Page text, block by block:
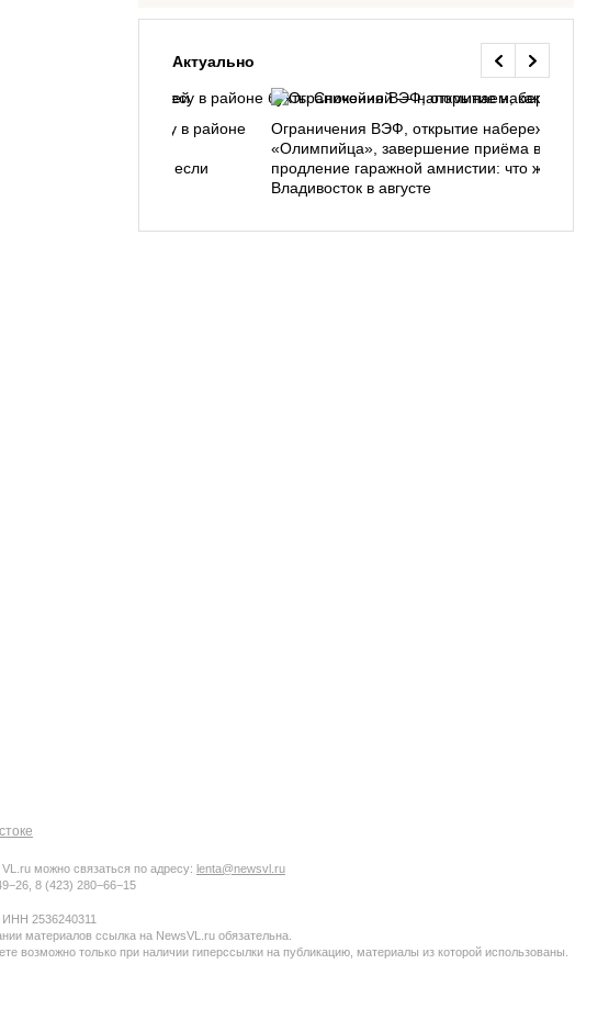
Актуально
заблудилась в лесу в районе
к походу, и что делать, если
Ограничения ВЭФ, открытие набережной у
«Олимпийца», завершение приёма в вузы,
продление гаражной амнистии: что ждёт
Владивосток в августе
можно связаться по адресу: lenta@newsvl.ru
8 (423) 280−66−15
2536240311
материалов ссылка на NewsVL.ru обязательна.
возможно только при наличии гиперссылки на публикацию, материалы из которой использованы.